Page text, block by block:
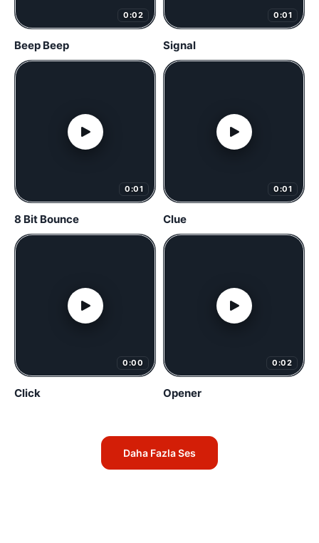
0:02
Beep Beep
0:01
Signal
0:01
8 Bit Bounce
0:01
Clue
0:00
Click
0:02
Opener
Daha Fazla Ses